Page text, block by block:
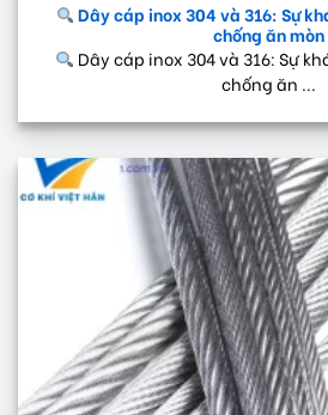
Dây cáp inox 304 và 316: Sự
chống ăn mòn
Dây cáp inox 304 và 316: Sự
chống ăn ...